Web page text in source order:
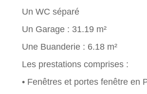
Un WC séparé
Un Garage : 31.19 m²
Une Buanderie : 6.18 m²
Les prestations comprises :
• Fenêtres et portes fenêtre en